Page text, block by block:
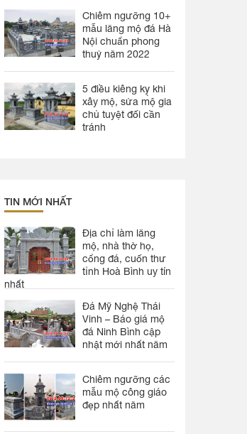
Chiêm ngưỡng 10+
mẫu lăng mộ đá Hà
Nội chuẩn phong
thuỷ năm 2022
5 điều kiêng kỵ khi
xây mộ, sửa mộ gia
chủ tuyệt đối cần
tránh
TIN MỚI NHẤT
Địa chỉ làm lăng
mộ, nhà thờ họ,
cổng đá, cuốn thư
tỉnh Hoà Bình uy tín
nhất
Đá Mỹ Nghệ Thái
Vinh – Báo giá mộ
đá Ninh Bình cập
nhật mới nhất năm
Chiêm ngưỡng các
mẫu mộ công giáo
đẹp nhất năm